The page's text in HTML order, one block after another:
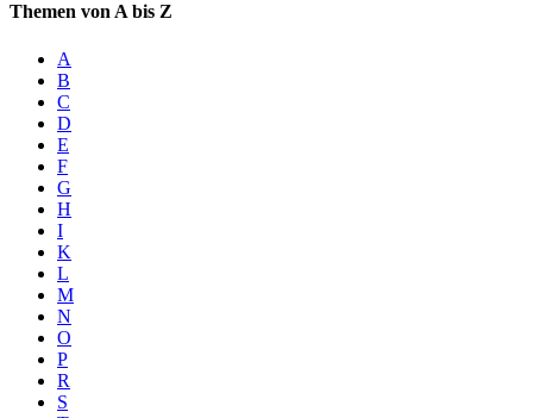
Themen von A bis Z
A
B
C
D
E
F
G
H
I
K
L
M
N
O
P
R
S